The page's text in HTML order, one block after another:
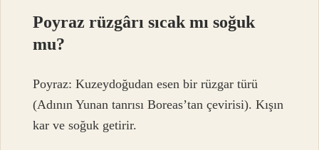
Poyraz rüzgârı sıcak mı soğuk
mu?
Poyraz: Kuzeydoğudan esen bir rüzgar türü
(Adının Yunan tanrısı Boreas’tan çevirisi). Kışın
kar ve soğuk getirir.